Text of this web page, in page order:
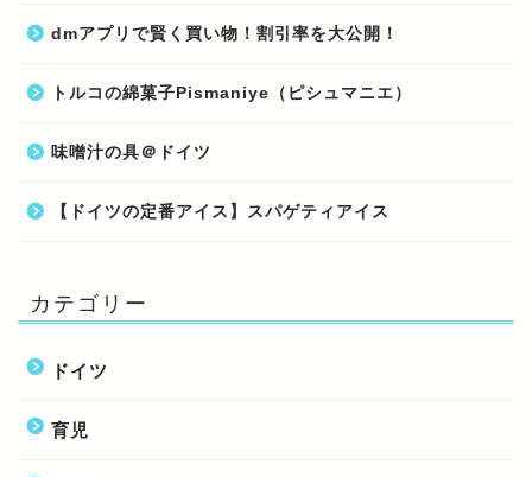
dmアプリで賢く買い物！割引率を大公開！
トルコの綿菓子Pismaniye（ピシュマニエ）
味噌汁の具＠ドイツ
【ドイツの定番アイス】スパゲティアイス
カテゴリー
ドイツ
育児